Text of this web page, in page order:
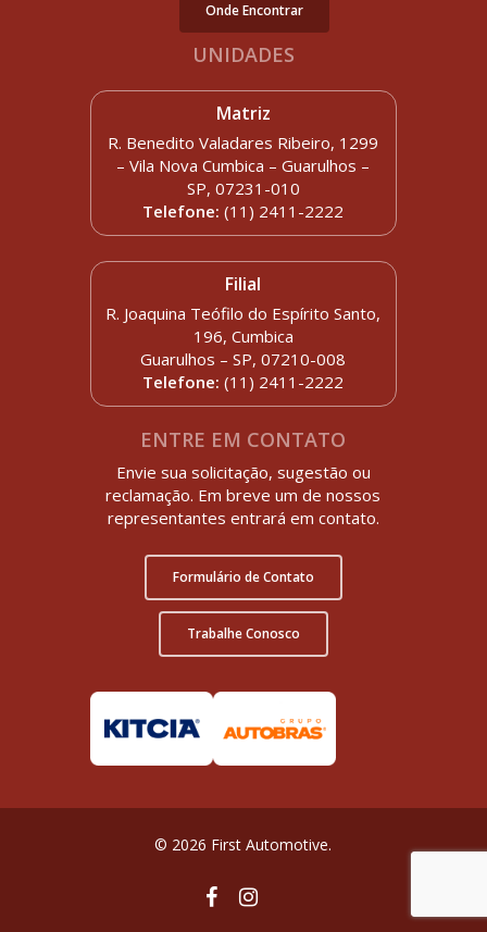
Onde Encontrar
UNIDADES
Matriz
R. Benedito Valadares Ribeiro, 1299
– Vila Nova Cumbica – Guarulhos –
SP, 07231-010
Telefone:(11) 2411-2222
Filial
R. Joaquina Teófilo do Espírito Santo,
196, Cumbica
Guarulhos – SP, 07210-008
Telefone: (11) 2411-2222
ENTRE EM CONTATO
Envie sua solicitação, sugestão ou
reclamação. Em breve um de nossos
representantes entrará em contato.
Formulário de Contato
Trabalhe Conosco
© 2026 First Automotive.
facebookinstagram